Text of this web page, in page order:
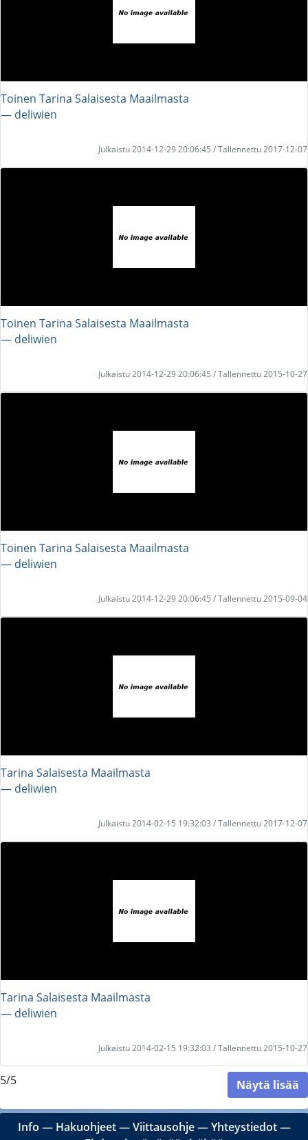
Toinen Tarina Salaisesta Maailmasta
― deliwien
Julkaistu 2014-12-29 20:06:45 / Tallennettu 2017-12-07
Toinen Tarina Salaisesta Maailmasta
― deliwien
Julkaistu 2014-12-29 20:06:45 / Tallennettu 2015-10-27
Toinen Tarina Salaisesta Maailmasta
― deliwien
Julkaistu 2014-12-29 20:06:45 / Tallennettu 2015-09-04
Tarina Salaisesta Maailmasta
― deliwien
Julkaistu 2014-02-15 19:32:03 / Tallennettu 2017-12-07
Tarina Salaisesta Maailmasta
― deliwien
Julkaistu 2014-02-15 19:32:03 / Tallennettu 2015-10-27
5/5 Näytä lisää
Info ― Hakuohjeet―Viittausohje―Yhteystiedot―